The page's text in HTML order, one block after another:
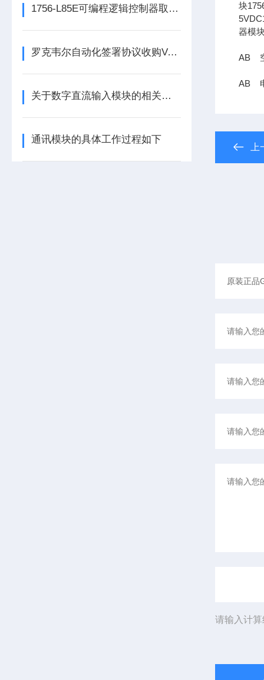
1756-L85E可编程逻辑控制器取代了传统的继电器控制系统
罗克韦尔自动化签署协议收购Verve工业保护公司
关于数字直流输入模块的相关介绍
通讯模块的具体工作过程如下
块
器模
AB
AB
请输入计